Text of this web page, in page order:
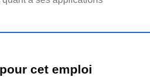
cet emploi